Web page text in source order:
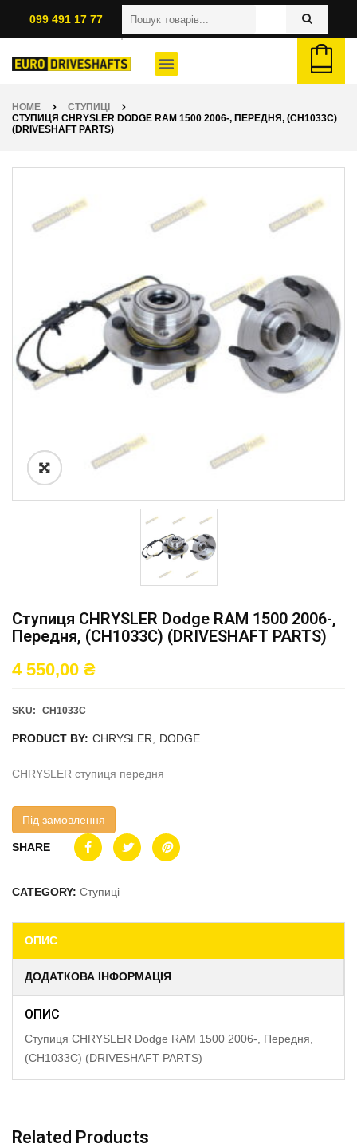
099 491 17 77
HOME
СТУПИЦІ
СТУПИЦЯ CHRYSLER DODGE RAM 1500 2006-, ПЕРЕДНЯ, (CH1033C)
(DRIVESHAFT PARTS)
Ступиця CHRYSLER Dodge RAM 1500 2006-,
Передня, (CH1033C) (DRIVESHAFT PARTS)
4 550,00 ₴
SKU: CH1033C
PRODUCT BY: CHRYSLER DODGE
CHRYSLER ступиця передня
Під замовлення
SHARE
CATEGORY: Ступиці
ОПИС
ДОДАТКОВА ІНФОРМАЦІЯ
ОПИС
Ступиця CHRYSLER Dodge RAM 1500 2006-, Передня,
(CH1033C) (DRIVESHAFT PARTS)
Related Products